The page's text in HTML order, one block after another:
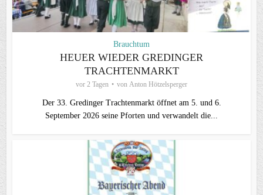
Brauchtum
HEUER WIEDER GREDINGER
TRACHTENMARKT
vor 2 Tagen von Anton Hötzelsperger
Der 33. Gredinger Trachtenmarkt öffnet am 5. und 6.
September 2026 seine Pforten und verwandelt die...